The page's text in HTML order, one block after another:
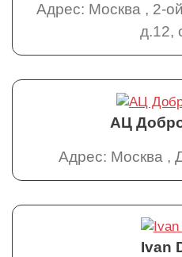
Адрес: Москва , 2-
д.12,
АЦ
Адрес: Москва ,
Ivan